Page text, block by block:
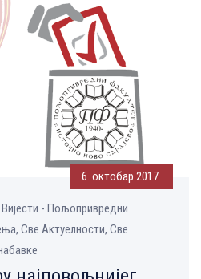
6. октобар 2017.
Вијести - Пољопривредни
Све Aктуелности, Све